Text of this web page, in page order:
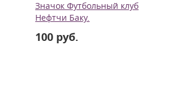
Значок Футбольный клуб
Нефтчи Баку.
100 руб.